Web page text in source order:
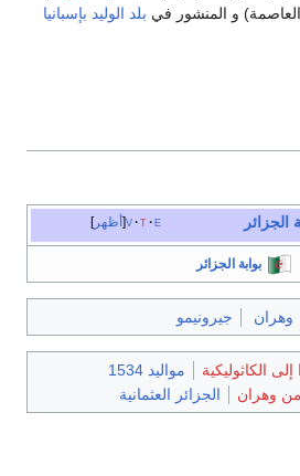
و المنشور في بلد الوليد بإسبانيا
أظهر v t e الجزائر
بوابة الجزائر
وهران جيرونيمو
الكاثوليكية
مواليد 1534
وهران الجزائر العثمانية